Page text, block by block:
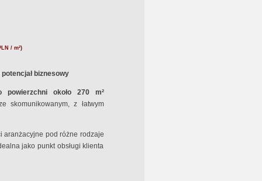
/ m²)
biznesowy
powierzchni około 270 m²
skomunikowanym, z łatwym
aranżacyjne pod różne rodzaje
jako punkt obsługi klienta